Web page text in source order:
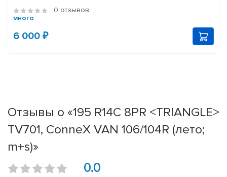
0 отзывов
много
6 000 ₽
Отзывы о «195 R14C 8PR <TRIANGLE>
TV701, ConneX VAN 106/104R (лето;
m+s)»
0.0